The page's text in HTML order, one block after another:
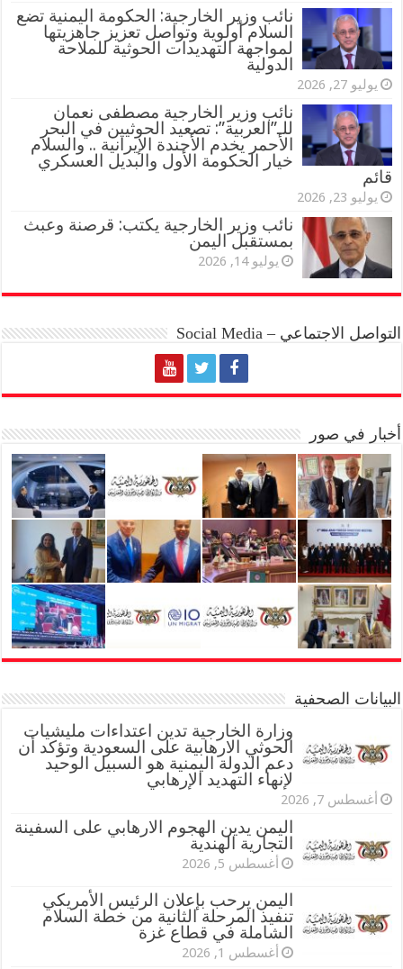
نائب وزير الخارجية: الحكومة اليمنية تضع
السلام أولوية وتواصل تعزيز جاهزيتها
لمواجهة التهديدات الحوثية للملاحة
الدولية
يوليو 27, 2026
نائب وزير الخارجية مصطفى نعمان
للـ”العربية”: تصعيد الحوثيين في البحر
الأحمر يخدم الأجندة الإيرانية .. والسلام
خيار الحكومة الأول والبديل العسكري
قائم
يوليو 23, 2026
نائب وزير الخارجية يكتب: قرصنة وعبث
بمستقبل اليمن
يوليو 14, 2026
التواصل الاجتماعي – Social Media
أخبار في صور
البيانات الصحفية
وزارة الخارجية تدين اعتداءات مليشيات
الحوثي الارهابية على السعودية وتؤكد أن
دعم الدولة اليمنية هو السبيل الوحيد
لإنهاء التهديد الإرهابي
أغسطس 7, 2026
اليمن يدين الهجوم الارهابي على السفينة
التجارية الهندية
أغسطس 5, 2026
اليمن يرحب بإعلان الرئيس الأمريكي
تنفيذ المرحلة الثانية من خطة السلام
الشاملة في قطاع غزة
أغسطس 1, 2026